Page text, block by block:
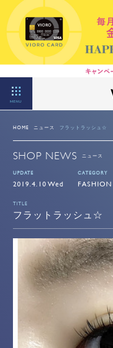
MENU
HOME ニュース フラットラッシュ☆
SHOP NEWS ニュース
UPDATE
2019.4.10 Wed
CATEGORY
FASHION
TITLE
フラットラッシュ☆